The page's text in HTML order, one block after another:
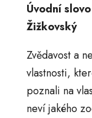
Úvodní
Žižkovský
Zvědavost a
vlastnosti,
poznali na
neví jakého